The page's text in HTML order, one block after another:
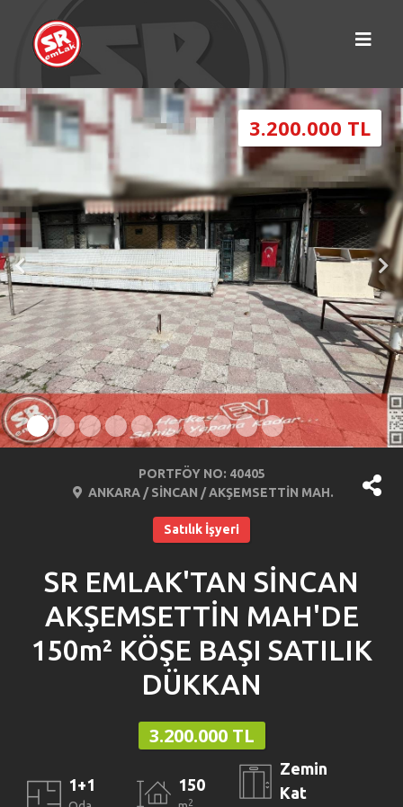
3.200.000 TL
PORTFÖY NO: 40405
ANKARA / SİNCAN / AKŞEMSETTİN MAH.
Satılık İşyeri
SR EMLAK'TAN SİNCAN
AKŞEMSETTİN MAH'DE
150m² KÖŞE BAŞI SATILIK
DÜKKAN
3.200.000 TL
1+1 150
2
Zemin
Kat